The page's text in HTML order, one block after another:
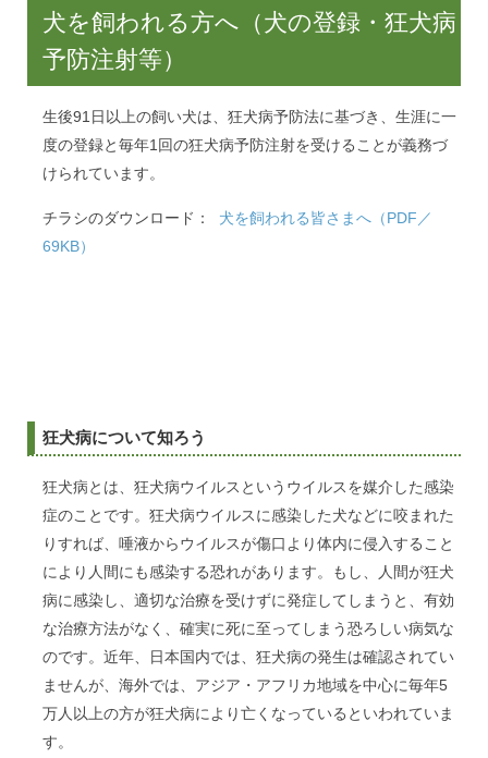
犬を飼われる方へ（犬の登録・狂犬病
予防注射等）
生後91日以上の飼い犬は、狂犬病予防法に基づき、生涯に一
度の登録と毎年1回の狂犬病予防注射を受けることが義務づ
けられています。
チラシのダウンロード： 犬を飼われる皆さまへ（PDF／
69KB）
狂犬病について知ろう
狂犬病とは、狂犬病ウイルスというウイルスを媒介した感染
症のことです。狂犬病ウイルスに感染した犬などに咬まれた
りすれば、唾液からウイルスが傷口より体内に侵入すること
により人間にも感染する恐れがあります。もし、人間が狂犬
病に感染し、適切な治療を受けずに発症してしまうと、有効
な治療方法がなく、確実に死に至ってしまう恐ろしい病気な
のです。近年、日本国内では、狂犬病の発生は確認されてい
ませんが、海外では、アジア・アフリカ地域を中心に毎年5
万人以上の方が狂犬病により亡くなっているといわれていま
す。